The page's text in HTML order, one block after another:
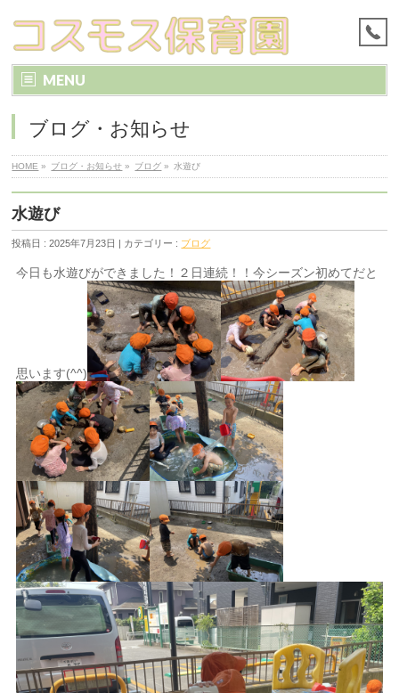
MENU
ブログ・お知らせ
HOME » ブログ・お知らせ » ブログ » 水遊び
水遊び
投稿日 : 2025年7月23日 | カテゴリー : ブログ
今日も水遊びができました！２日連続！！今シーズン初めてだと
思います(^^)